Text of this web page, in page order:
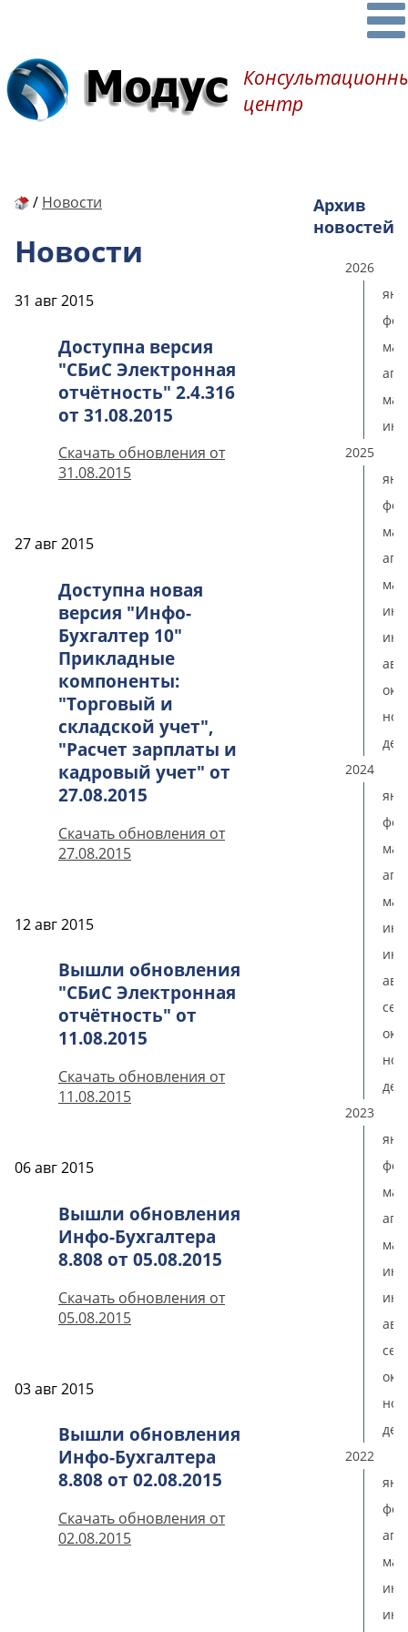
центр
/ Новости
Новости
31 авг 2015
Доступна версия
"СБиС Электронная
отчётность" 2.4.316
от 31.08.2015
Скачать обновления от
31.08.2015
27 авг 2015
Доступна новая
версия "Инфо-
Бухгалтер 10"
Прикладные
компоненты:
"Торговый и
складской учет",
"Расчет зарплаты и
кадровый учет" от
27.08.2015
Скачать обновления от
27.08.2015
12 авг 2015
Вышли обновления
"СБиС Электронная
отчётность" от
11.08.2015
Скачать обновления от
11.08.2015
06 авг 2015
Вышли обновления
Инфо-Бухгалтера
8.808 от 05.08.2015
Скачать обновления от
05.08.2015
03 авг 2015
Вышли обновления
Инфо-Бухгалтера
8.808 от 02.08.2015
Скачать обновления от
02.08.2015
Архив
новостей
2026
мая
2025
мая
2024
мая
2023
мая
2022
мая